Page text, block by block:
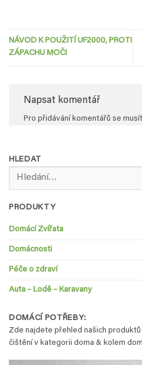
NÁVOD K POUŽITÍ UF2000, PROTI
ZÁPACHU MOČI
Napsat komentář
Pro přidávání komentářů se
HLEDAT
PRODUKTY
Domácí Zvířata
Domácnosti
Péče o zdraví
Auta – Lodě – Karavany
DOMÁCÍ POTŘEBY:
Zde najdete přehled našich
čištění v kategorii doma & kolem